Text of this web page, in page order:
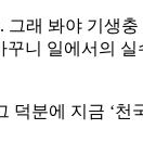
래 봐야 기생충
니 일에서의
덕분에 지금 ‘천